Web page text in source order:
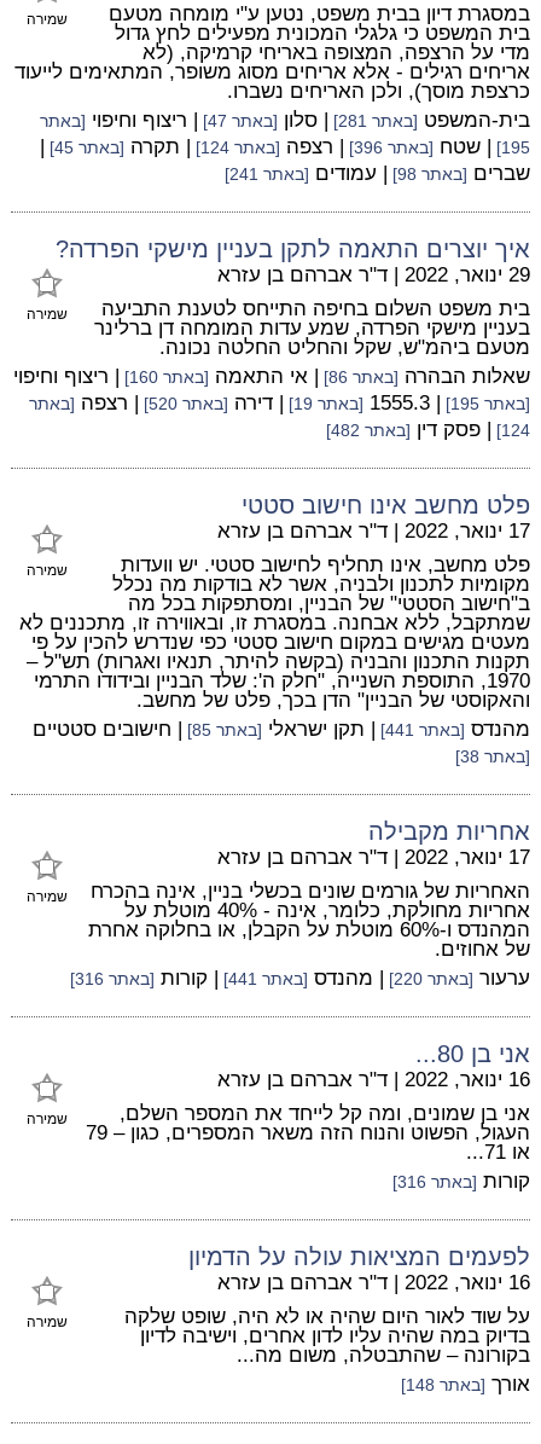
שמירה
במסגרת דיון בבית משפט, נטען ע"י מומחה מטעם
בית המשפט כי גלגלי המכונית מפעילים לחץ גדול
מדי על הרצפה, המצופה באריחי קרמיקה, (לא
אריחים רגילים - אלא אריחים מסוג משופר, המתאימים לייעוד
כרצפת מוסך), ולכן האריחים נשברו.
בית-המשפט [באתר 281] | סלון [באתר 47] | ריצוף וחיפוי [באתר
195]
| שטח [באתר 396] | רצפה [באתר 124] | תקרה [באתר 45]
|
שברים [באתר 98] | עמודים [באתר 241]
איך יוצרים התאמה לתקן בעניין מישקי הפרדה?
שמירה
29 ינואר, 2022 | ד"ר אברהם בן עזרא
בית משפט השלום בחיפה התייחס לטענת התביעה
בעניין מישקי הפרדה, שמע עדות המומחה דן ברלינר
מטעם ביהמ"ש, שקל והחליט החלטה נכונה.
שאלות הבהרה [באתר 86] | אי התאמה [באתר 160] | ריצוף וחיפוי
[באתר 195] | 1555.3 [באתר 19] | דירה [באתר 520] | רצפה [באתר
124]
| פסק דין [באתר 482]
פלט מחשב אינו חישוב סטטי
שמירה
17 ינואר, 2022 | ד"ר אברהם בן עזרא
פלט מחשב, אינו תחליף לחישוב סטטי. יש וועדות
מקומיות לתכנון ולבניה, אשר לא בודקות מה נכלל
ב"חישוב הסטטי" של הבניין, ומסתפקות בכל מה
שמתקבל, ללא אבחנה. במסגרת זו, ובאווירה זו, מתכננים לא
מעטים מגישים במקום חישוב סטטי כפי שנדרש להכין על פי
תקנות התכנון והבניה (בקשה להיתר, תנאיו ואגרות) תש"ל –
1970, התוספת השנייה, "חלק ה': שלד הבניין ובידודו התרמי
והאקוסטי של הבניין" הדן בכך, פלט של מחשב.
מהנדס [באתר 441] | תקן ישראלי [באתר 85] | חישובים סטטיים
[באתר 38]
אחריות מקבילה
שמירה
17 ינואר, 2022 | ד"ר אברהם בן עזרא
האחריות של גורמים שונים בכשלי בניין, אינה בהכרח
אחריות מחולקת, כלומר, אינה - 40% מוטלת על
המהנדס ו-60% מוטלת על הקבלן, או בחלוקה אחרת
של אחוזים.
ערעור [באתר 220] | מהנדס [באתר 441] | קורות [באתר 316]
אני בן 80...
שמירה
16 ינואר, 2022 | ד"ר אברהם בן עזרא
אני בן שמונים, ומה קל לייחד את המספר השלם,
העגול, הפשוט והנוח הזה משאר המספרים, כגון – 79
או 71...
קורות [באתר 316]
לפעמים המציאות עולה על הדמיון
שמירה
16 ינואר, 2022 | ד"ר אברהם בן עזרא
על שוד לאור היום שהיה או לא היה, שופט שלקה
בדיוק במה שהיה עליו לדון אחרים, וישיבה לדיון
בקורונה – שהתבטלה, משום מה...
אורך [באתר 148]